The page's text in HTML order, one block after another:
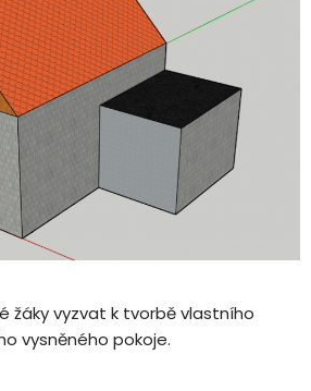
žáky vyzvat k tvorbě vlastního
vysněného pokoje.